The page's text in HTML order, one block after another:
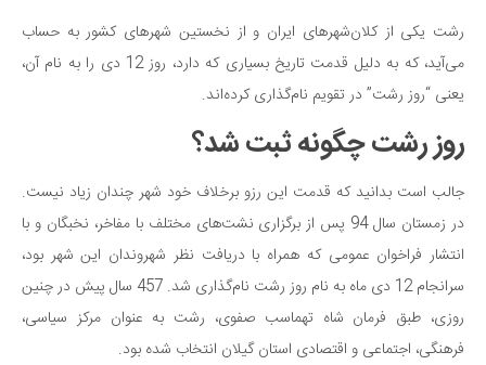
تغذیه سالم
بهداشت
بیماری و درمان
کودک و مادر
ورزش و تندرستی
روانشناسی
مراکز پزشکی و دارویی
فرهنگ و هنر
سینما و تئاتر
رشت یکی از کلان‌شهرهای ایران و از نخستین شهرهای کشور به حساب
می‌آید، که به دلیل قدمت تاریخ بسیاری که دارد، روز 12 دی را به نام آن،
یعنی “روز رشت” در تقویم نام‌گذاری کرده‌اند.
روز رشت چگونه ثبت شد؟
جالب است بدانید که قدمت این رزو برخلاف خود شهر چندان زیاد نیست.
در زمستان سال 94 پس از برگزاری نشت‌های مختلف با مفاخر، نخبگان و با
انتشار فراخوان عمومی که همراه با دریافت نظر شهروندان این شهر بود،
سرانجام 12 دی ماه به نام روز رشت نام‌گذاری شد. 457 سال پیش در چنین
روزی، طبق فرمان شاه تهماسب صفوی، رشت به عنوان مرکز سیاسی،
فرهنگی، اجتماعی و اقتصادی استان گیلان انتخاب شده بود.